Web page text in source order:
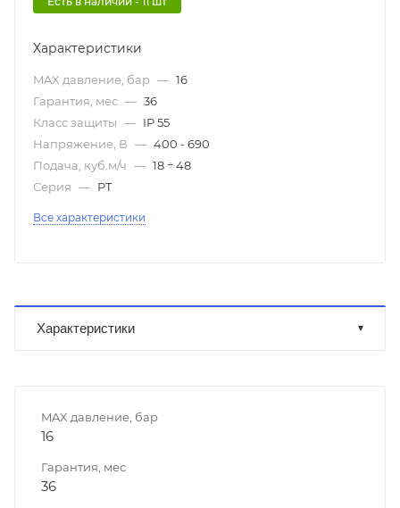
Характеристики
MAX давление, бар — 16
Гарантия, мес — 36
Класс защиты — IP 55
Напряжение, В — 400 - 690
Подача, куб.м/ч — 18 ÷ 48
Серия — PT
Все характеристики
Характеристики
MAX давление, бар
16
Гарантия, мес
36